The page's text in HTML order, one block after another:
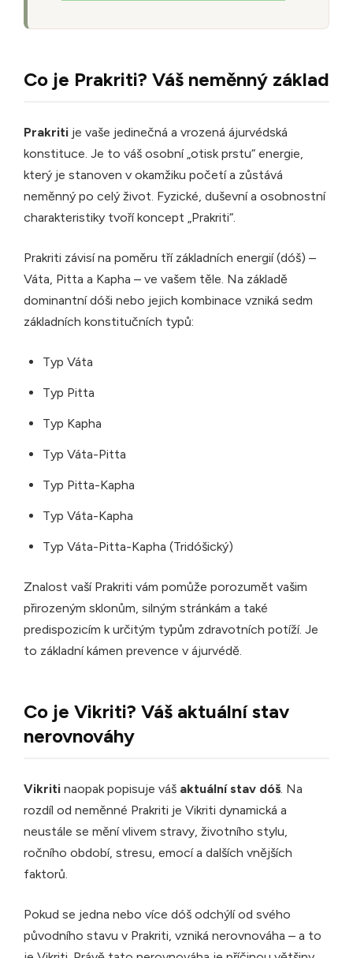
Co je Prakriti? Váš neměnný základ
Prakriti je vaše jedinečná a vrozená ájurvédská
konstituce. Je to váš osobní „otisk prstu“ energie,
který je stanoven v okamžiku početí a zůstává
neměnný po celý život. Fyzické, duševní a osobnostní
charakteristiky tvoří koncept „Prakriti“.
Prakriti závisí na poměru tří základních energií (dóš) –
Váta, Pitta a Kapha – ve vašem těle. Na základě
dominantní dóši nebo jejich kombinace vzniká sedm
základních konstitučních typů:
Typ Váta
Typ Pitta
Typ Kapha
Typ Váta-Pitta
Typ Pitta-Kapha
Typ Váta-Kapha
Typ Váta-Pitta-Kapha (Tridóšický)
Znalost vaší Prakriti vám pomůže porozumět vašim
přirozeným sklonům, silným stránkám a také
predispozicím k určitým typům zdravotních potíží. Je
to základní kámen prevence v ájurvédě.
Co je Vikriti? Váš aktuální stav
nerovnováhy
Vikriti naopak popisuje váš aktuální stav dóš. Na
rozdíl od neměnné Prakriti je Vikriti dynamická a
neustále se mění vlivem stravy, životního stylu,
ročního období, stresu, emocí a dalších vnějších
faktorů.
Pokud se jedna nebo více dóš odchýlí od svého
původního stavu v Prakriti, vzniká nerovnováha – a to